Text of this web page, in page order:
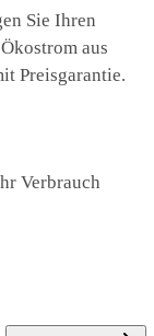
Sie Ihren
aus
Preisgarantie.
Verbrauch